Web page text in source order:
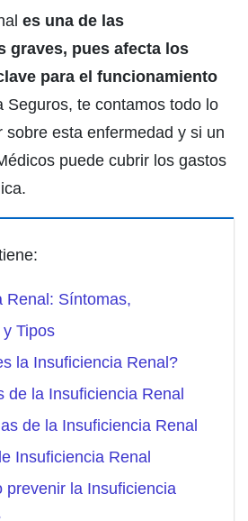
es una de las
graves, pues afecta los
para el funcionamiento
Seguros, te contamos todo lo
sobre esta enfermedad y si un
puede cubrir los gastos
Renal: Síntomas,
Tipos
la Insuficiencia Renal?
de la Insuficiencia Renal
de la Insuficiencia Renal
Insuficiencia Renal
prevenir la Insuficiencia